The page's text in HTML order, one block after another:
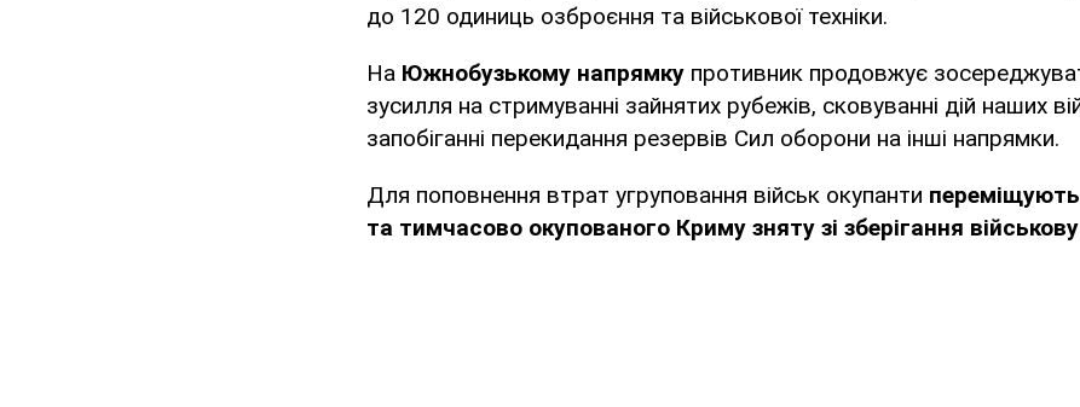
до 120 одиниць озброєння та військової техніки.
На Южнобузькому напрямку противник продовжує
зусилля на стримуванні зайнятих рубежів, сковуванні дій наших
запобіганні перекидання резервів Сил оборони на інші напрямки.
Для поповнення втрат угруповання військ окупанти переміщують
та тимчасово окупованого Криму зняту зі зберігання військову